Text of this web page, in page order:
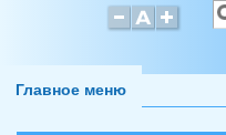
Главное меню